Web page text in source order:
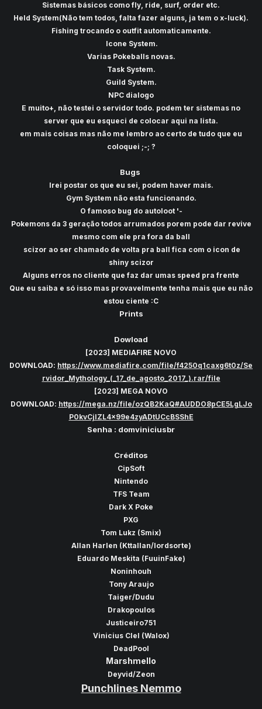
Sistemas básicos como fly, ride, surf, order etc.
Held System(Não tem todos, falta fazer alguns, ja tem o x-luck).
Fishing trocando o outfit automaticamente.
Icone System.
Varias Pokeballs novas.
Task System.
Guild System.
NPC dialogo
E muito+, não testei o servidor todo. podem ter sistemas no
server que eu esqueci de colocar aqui na lista.
em mais coisas mas não me lembro ao certo de tudo que eu
coloquei ;-; ?
Bugs
Irei postar os que eu sei, podem haver mais.
Gym System não esta funcionando.
O famoso bug do autoloot '-
Pokemons da 3 geração todos arrumados porem pode dar revive
mesmo com ele pra fora da ball
scizor ao ser chamado de volta pra ball fica com o icon de
shiny scizor
Alguns erros no cliente que faz dar umas speed pra frente
Que eu saiba e só isso mas provavelmente tenha mais que eu não
estou ciente :C
Prints
Dowload
[2023] MEDIAFIRE NOVO
DOWNLOAD: https://www.mediafire.com/file/f4250q1caxg6t0z/Se
rvidor_Mythology_(_17_de_agosto_2017_).rar/file
[2023] MEGA NOVO
DOWNLOAD: https://mega.nz/file/ozQB2KaQ#AUDDO8pCE5LgLJo
P0kvCjlZL4x99e4zyADtUCcBSShE
Senha : domviniciusbr
Créditos
CipSoft
Nintendo
TFS Team
Dark X Poke
PXG
Tom Lukz (Smix)
Allan Harlen (Kttallan/lordsorte)
Eduardo Meskita (FuuinFake)
Noninhouh
Tony Araujo
Taiger/Dudu
Drakopoulos
Justiceiro751
Vinicius Clel (Walox)
DeadPool
Marshmello
Deyvid/Zeon
Punchlines Nemmo